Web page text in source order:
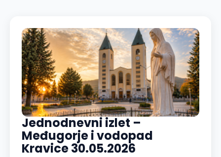
Jednodnevni izlet –
Međugorje i vodopad
Kravice 30.05.2026